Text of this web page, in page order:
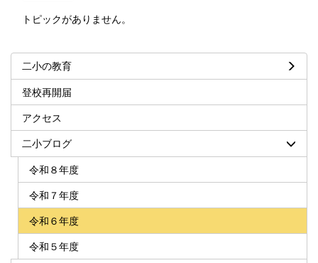
トピックがありません。
二小の教育
登校再開届
アクセス
二小ブログ
令和８年度
令和７年度
令和６年度
令和５年度